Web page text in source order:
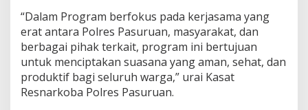
e
n
y
e
b
a
r
“Dalam Program berfokus pada kerjasama yang
erat antara Polres Pasuruan, masyarakat, dan
berbagai pihak terkait, program ini bertujuan
untuk menciptakan suasana yang aman, sehat, dan
produktif bagi seluruh warga,” urai Kasat
Resnarkoba Polres Pasuruan.